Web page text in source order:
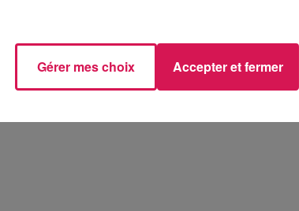
Gérer mes choix Accepter et fermer